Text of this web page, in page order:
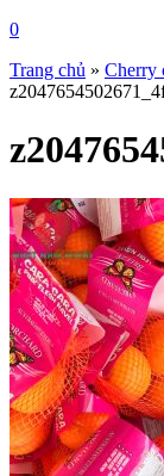
0
Trang chủ » Cherry